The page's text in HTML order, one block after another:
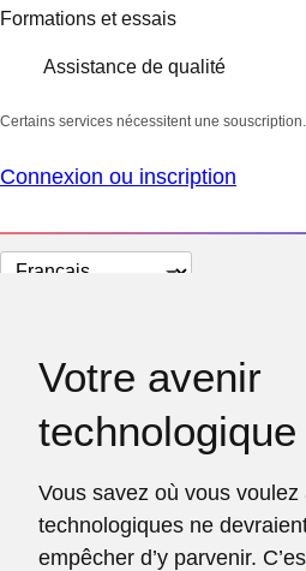
Formations et essais
Assistance de qualité
Certains services nécessitent une souscription.
Connexion ou inscription
Changer
Votre avenir
Vous savez où vous
technologiques ne
empêcher d’y parvenir.